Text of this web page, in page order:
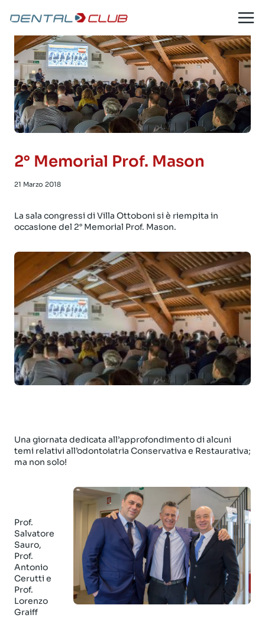
contenuto
2° Memorial Prof. Mason
21 Marzo 2018
La sala congressi di Villa Ottoboni si è riempita in
occasione del 2° Memorial Prof. Mason.
Una giornata dedicata all’approfondimento di alcuni
temi relativi all’odontoiatria Conservativa e Restaurativa;
ma non solo!
Prof.
Salvatore
Sauro,
Prof.
Antonio
Cerutti e
Prof.
Lorenzo
Graiff